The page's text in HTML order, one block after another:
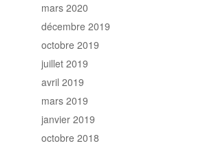
mars 2020
décembre 2019
octobre 2019
juillet 2019
avril 2019
mars 2019
janvier 2019
octobre 2018